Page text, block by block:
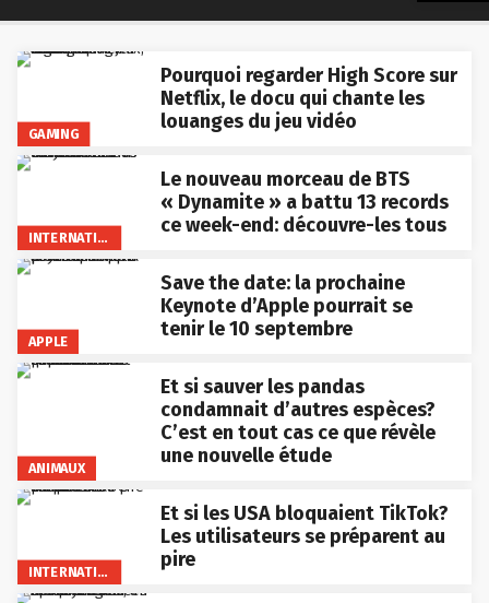
GAMING
Pourquoi regarder High Score sur
Netflix, le docu qui chante les
louanges du jeu vidéo
INTERNATIONAL
Le nouveau morceau de BTS
« Dynamite » a battu 13 records
ce week-end: découvre-les tous
APPLE
Save the date: la prochaine
Keynote d’Apple pourrait se
tenir le 10 septembre
ANIMAUX
Et si sauver les pandas
condamnait d’autres espèces?
C’est en tout cas ce que révèle
une nouvelle étude
INTERNATIONAL
Et si les USA bloquaient TikTok?
Les utilisateurs se préparent au
pire